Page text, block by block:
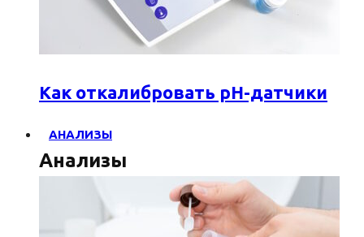
Как откалибровать pH-датчики
АНАЛИЗЫ
Анализы